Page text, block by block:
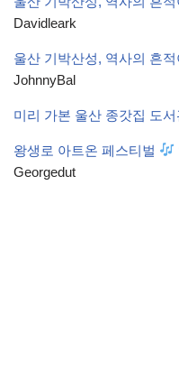
Davidleark
울산 기박산성, 역사의 흔
JohnnyBal
미리 가본 울산 종갓집 도서
왕생로 아트온 페스티벌
Georgedut